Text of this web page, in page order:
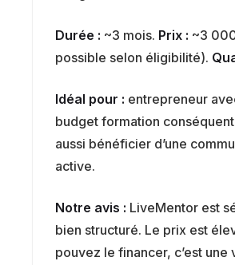
Durée : ~3 mois. Prix : ~3
possible selon éligibilité).
Idéal pour : entrepreneur
budget formation
aussi bénéficier d’une
active.
Notre avis : LiveMentor est
bien structuré. Le prix est
pouvez le financer, c’est une